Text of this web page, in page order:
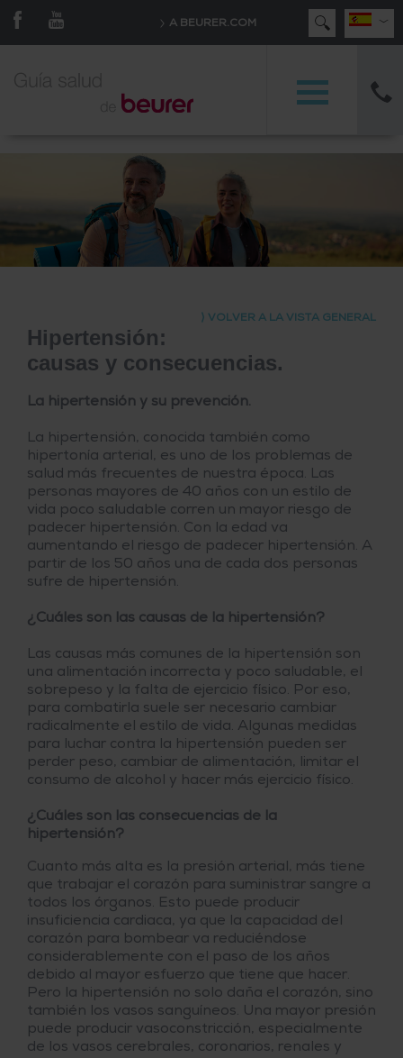
#/beurer/gesundheitsratgeber#
A BEURER.COM
⟩ VOLVER A LA VISTA GENERAL
Hipertensión:
causas y consecuencias.
La hipertensión y su prevención.
La hipertensión, conocida también como
hipertonía arterial, es uno de los problemas de
salud más frecuentes de nuestra época. Las
personas mayores de 40 años con un estilo de
vida poco saludable corren un mayor riesgo de
padecer hipertensión. Con la edad va
aumentando el riesgo de padecer hipertensión. A
partir de los 50 años una de cada dos personas
sufre de hipertensión.
¿Cuáles son las causas de la hipertensión?
Las causas más comunes de la hipertensión son
una alimentación incorrecta y poco saludable, el
sobrepeso y la falta de ejercicio físico. Por eso,
para combatirla suele ser necesario cambiar
radicalmente el estilo de vida. Algunas medidas
para luchar contra la hipertensión pueden ser
perder peso, cambiar de alimentación, limitar el
consumo de alcohol y hacer más ejercicio físico.
¿Cuáles son las consecuencias de la
hipertensión?
Cuanto más alta es la presión arterial, más tiene
que trabajar el corazón para suministrar sangre a
todos los órganos. Esto puede producir
insuficiencia cardiaca, ya que la capacidad del
corazón para bombear va reduciéndose
considerablemente con el paso de los años
debido al mayor esfuerzo que tiene que hacer.
Pero la hipertensión no solo daña el corazón, sino
también los vasos sanguíneos. Una mayor presión
puede producir vasoconstricción, especialmente
de los vasos cerebrales, coronarios, renales y